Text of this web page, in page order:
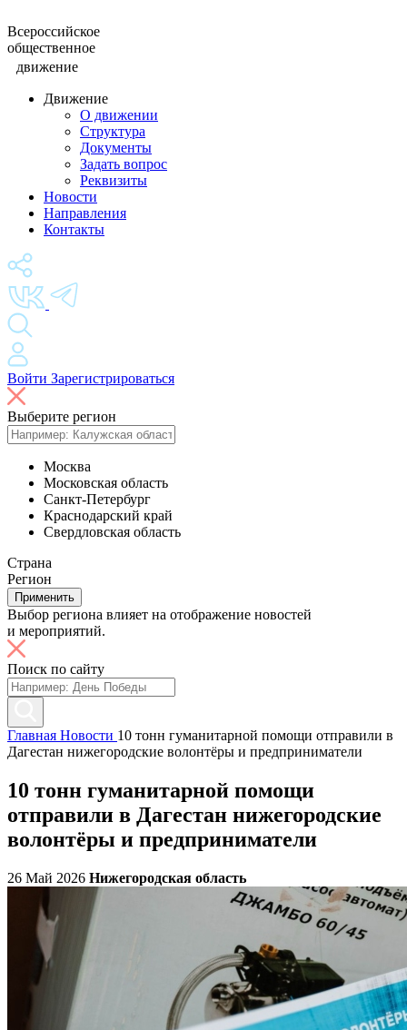
Всероссийское
общественное
движение
Движение
О движении
Структура
Документы
Задать вопрос
Реквизиты
Новости
Направления
Контакты
Войти Зарегистрироваться
Выберите регион
Москва
Московская область
Санкт-Петербург
Краснодарский край
Свердловская область
Страна
Регион
Применить
Выбор региона влияет на отображение новостей
и мероприятий.
Поиск по сайту
Главная Новости 10 тонн гуманитарной помощи отправили в
Дагестан нижегородские волонтёры и предприниматели
10 тонн гуманитарной помощи
отправили в Дагестан нижегородские
волонтёры и предприниматели
26 Май 2026 Нижегородская область